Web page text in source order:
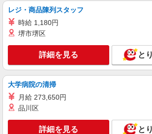
祉士 月給 26万3510円 ※一
夜勤手当6000円/4回を含む 〇
〇業務手当 〇時間外勤務手
勤務手当 〇休日勤務手当 〇
エイジフリーハウス神戸
エイジフリーハウス神戸霞ヶ丘
介護職／サービス付き高
月給24万1,280円〜26万
力・資格等による 初任者研
実務者研修 月給 24万4,980円
万7,330円 社会福祉士 月給
遇改善加算含む ※夜勤手当
エイジフリーハウス神戸
垂水区霞ヶ丘1丁目4番24号
レジ・商品陳列スタッフ
時給 1,180円
堺市堺区
詳細を見る と
大学病院の清掃
月給 273,650円
品川区
詳細を見る と